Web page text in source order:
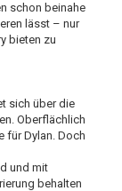
schon beinahe
lässt – nur
bieten zu
sich über die
Oberflächlich
für Dylan. Doch
und mit
behalten